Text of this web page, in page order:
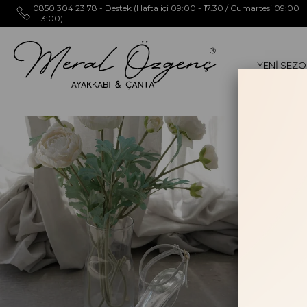
0850 304 23 78 - Destek (Hafta içi 09:00 - 17.30 / Cumartesi 09:00
- 13:00)
YENİ